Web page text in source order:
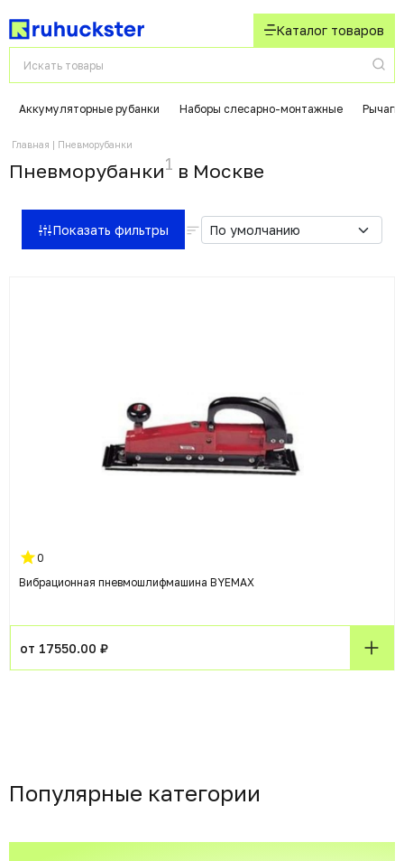
Каталог товаров
Аккумуляторные рубанки Наборы слесарно-монтажные
Главная Пневморубанки
Пневморубанки1 в Москвe
Показать фильтры
0
Вибрационная пневмошлифмашина BYEMAX
от 17550.00 ₽
Популярные категории